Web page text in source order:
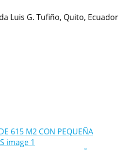
Luis G. Tufiño, Quito, Ecuador